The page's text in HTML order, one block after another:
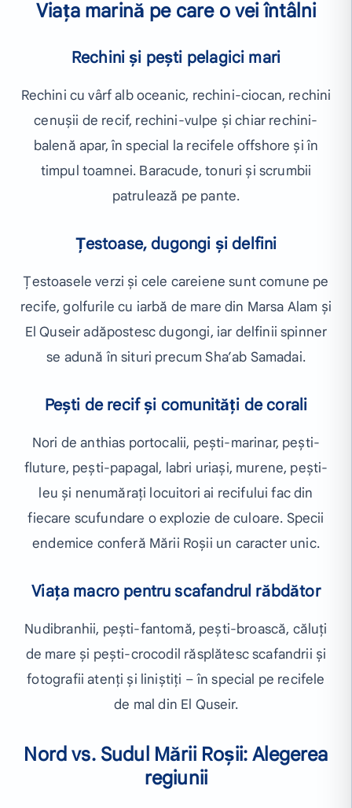
Viața marină pe care o vei întâlni
Rechini și pești pelagici mari
Rechini cu vârf alb oceanic, rechini-ciocan, rechini
cenușii de recif, rechini-vulpe și chiar rechini-
balenă apar, în special la recifele offshore și în
timpul toamnei. Baracude, tonuri și scrumbii
patrulează pe pante.
Țestoase, dugongi și delfini
Țestoasele verzi și cele careiene sunt comune pe
recife, golfurile cu iarbă de mare din Marsa Alam și
El Quseir adăpostesc dugongi, iar delfinii spinner
se adună în situri precum Sha’ab Samadai.
Pești de recif și comunități de corali
Nori de anthias portocalii, pești-marinar, pești-
fluture, pești-papagal, labri uriași, murene, pești-
leu și nenumărați locuitori ai recifului fac din
fiecare scufundare o explozie de culoare. Specii
endemice conferă Mării Roșii un caracter unic.
Viața macro pentru scafandrul răbdător
Nudibranhii, pești-fantomă, pești-broască, căluți
de mare și pești-crocodil răsplătesc scafandrii și
fotografii atenți și liniștiți – în special pe recifele
de mal din El Quseir.
Nord vs. Sudul Mării Roșii: Alegerea
regiunii